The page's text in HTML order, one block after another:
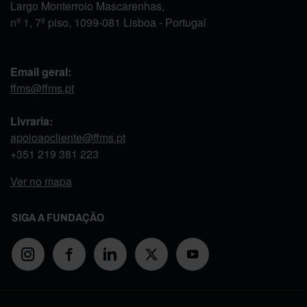
Largo Monterroio Mascarenhas,
nº 1, 7º piso, 1099-081 Lisboa - Portugal
Email geral:
ffms@ffms.pt
Livraria:
apoioaocliente@ffms.pt
+351 219 381 223
Ver no mapa
SIGA A FUNDAÇÃO